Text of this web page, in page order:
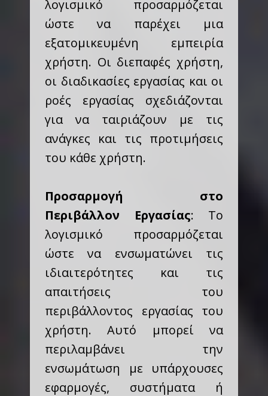
λογισμικό προσαρμόζεται
ώστε να παρέχει μια
εξατομικευμένη εμπειρία
χρήστη. Οι διεπαφές χρήστη,
οι διαδικασίες εργασίας και οι
ροές εργασίας σχεδιάζονται
για να ταιριάζουν με τις
ανάγκες και τις προτιμήσεις
του κάθε χρήστη.
Προσαρμογή στο
Περιβάλλον Εργασίας: Το
λογισμικό προσαρμόζεται
ώστε να ενσωματώνει τις
ιδιαιτερότητες και τις
απαιτήσεις του
περιβάλλοντος εργασίας του
χρήστη. Αυτό μπορεί να
περιλαμβάνει την
ενσωμάτωση με υπάρχουσες
εφαρμογές, συστήματα ή